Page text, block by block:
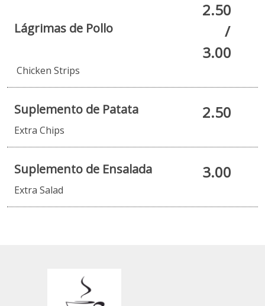
Lágrimas de Pollo
2.50
/
3.00
Chicken Strips
Suplemento de Patata 2.50
Extra Chips
Suplemento de Ensalada 3.00
Extra Salad